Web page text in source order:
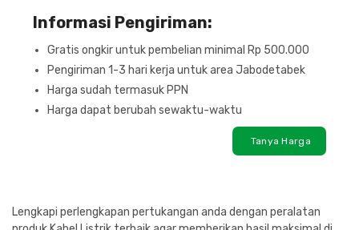
Informasi Pengiriman:
Gratis ongkir untuk pembelian minimal Rp 500.000
Pengiriman 1-3 hari kerja untuk area Jabodetabek
Harga sudah termasuk PPN
Harga dapat berubah sewaktu-waktu
Tanya Harga
Lengkapi perlengkapan pertukangan anda dengan peralatan